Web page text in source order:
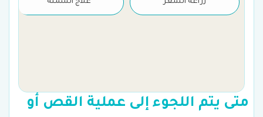
زراعة الشعر علاج السمنة
متى يتم اللجوء إلى عملية القص أو